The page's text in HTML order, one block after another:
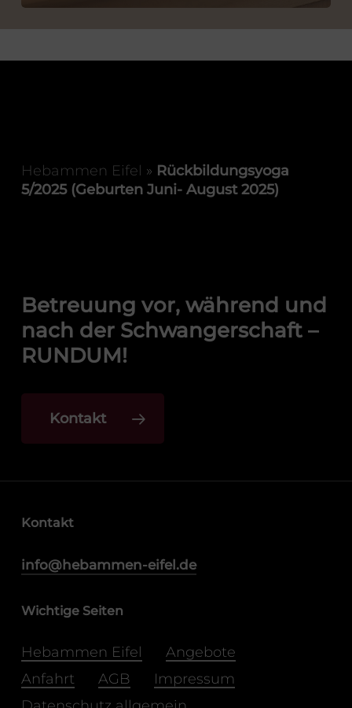
Hebammen Eifel » Rückbildungsyoga
5/2025 (Geburten Juni- August 2025)
Betreuung vor, während und
nach der Schwangerschaft –
RUNDUM!
Kontakt
Kontakt
info@hebammen-eifel.de
Wichtige Seiten
Hebammen Eifel
Angebote
Anfahrt
AGB
Impressum